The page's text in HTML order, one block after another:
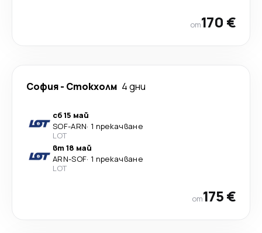
от170 €
София- Стoкхолм 4 дни
сб 15 май
SOF-ARN· 1 прекачване
LOT
вт 18 май
ARN-SOF· 1 прекачване
LOT
от175 €